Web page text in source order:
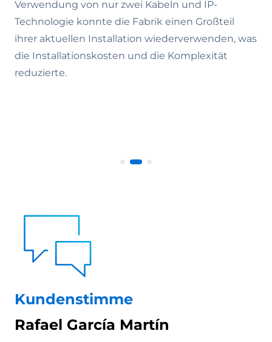
Verwendung von nur zwei Kabeln und IP-
Technologie konnte die Fabrik einen Großteil
ihrer aktuellen Installation wiederverwenden, was
die Installationskosten und die Komplexität
reduzierte.
Kundenstimme
Rafael García Martín